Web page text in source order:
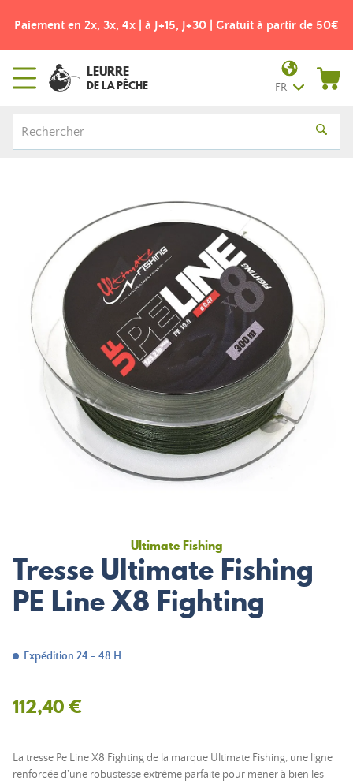
Paiement en 2x, 3x, 4x | à J+15, J+30 | Gratuit à partir de 50€
LEURRE
DE LA PÊCHE FR
Ultimate Fishing
Tresse Ultimate Fishing
PE Line X8 Fighting
Expédition 24 - 48 H
112,40 €
La tresse Pe Line X8 Fighting de la marque Ultimate Fishing, une ligne
renforcée d'une robustesse extrême parfaite pour mener à bien les